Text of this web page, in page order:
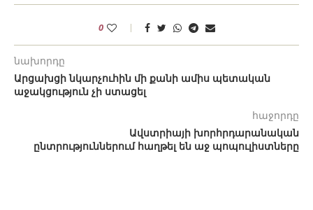
0
նախորդը
Արցախցի նկարչուհին մի քանի ամիս պետական
աջակցություն չի ստացել
հաջորդը
Ավստրիայի խորհրդարանական
ընտրություններում հաղթել են աջ պոպուլիստները